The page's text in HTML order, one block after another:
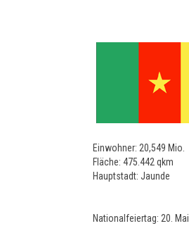
Einwohner: 20,549 Mio.
Fläche: 475.442 qkm
Hauptstadt: Jaunde
Nationalfeiertag: 20. Mai